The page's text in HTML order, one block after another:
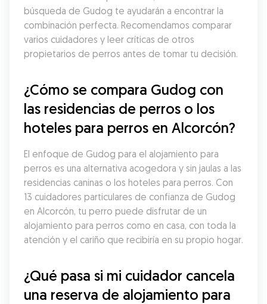
búsqueda de Gudog te ayudarán a encontrar la
combinación perfecta. Recomendamos comparar
varios cuidadores y leer críticas de otros
propietarios de perros antes de tomar tu decisión.
¿Cómo se compara Gudog con
las residencias de perros o los
hoteles para perros en Alcorcón?
El enfoque de Gudog para el alojamiento para
perros es una alternativa acogedora y sin jaulas a las
residencias caninas o los hoteles para perros. Con
13 cuidadores particulares de confianza de Gudog
en Alcorcón, tu perro puede disfrutar de un
alojamiento para perros como en casa, con toda la
atención y el cariño que recibiría en su propio hogar.
¿Qué pasa si mi cuidador cancela
una reserva de alojamiento para